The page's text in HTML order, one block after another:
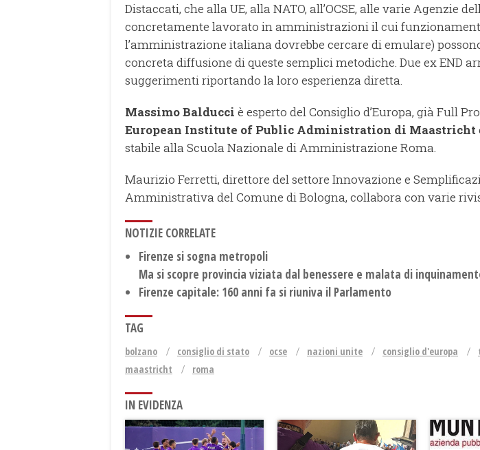
Distaccati, che alla UE, alla NATO, all’OCSE, alle varie Agenzie
concretamente lavorato in amministrazioni il cui
l’amministrazione italiana dovrebbe cercare di emulare)
concreta diffusione di queste semplici metodiche. Due ex END
suggerimenti riportando la loro esperienza diretta.
Massimo Balducci è esperto del Consiglio d’Europa, già Full
European Institute of Public Administration di Maastricht
stabile alla Scuola Nazionale di Amministrazione Roma.
Maurizio Ferretti, direttore del settore Innovazione e
Amministrativa del Comune di Bologna, collabora con varie
NOTIZIE CORRELATE
Firenze si sogna metropoli
Ma si scopre provincia viziata dal benessere e malata di
Firenze capitale: 160 anni fa si riuniva il Parlamento
TAG
bolzano consiglio di stato ocse nazioni unite consiglio d'europa
maastricht
roma
IN EVIDENZA